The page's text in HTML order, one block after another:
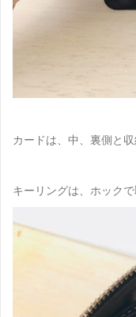
カードは、中、裏側と
キーリングは、ホック